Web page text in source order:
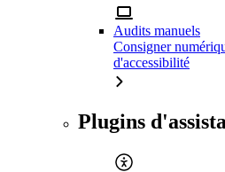
Audits manuels
Consigner
d'accessibilité
Plugins